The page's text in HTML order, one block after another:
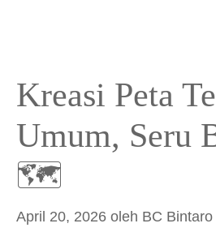
Kreasi Peta
Umum, Seru
🗺️
April 20, 2026 oleh BC Bintaro